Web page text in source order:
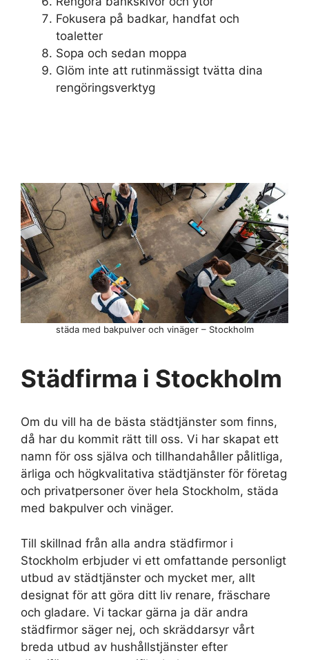
Fokusera på badkar, handfat och
toaletter
Sopa och sedan moppa
Glöm inte att rutinmässigt tvätta dina
rengöringsverktyg
Städfirma i Stockholm
Om du vill ha de bästa städtjänster som finns,
då har du kommit rätt till oss. Vi har skapat ett
namn för oss själva och tillhandahåller pålitliga,
ärliga och högkvalitativa städtjänster för företag
och privatpersoner över hela Stockholm, städa
med bakpulver och vinäger.
Till skillnad från alla andra städfirmor i
Stockholm erbjuder vi ett omfattande personligt
utbud av städtjänster och mycket mer, allt
designat för att göra ditt liv renare, fräschare
och gladare. Vi tackar gärna ja där andra
städfirmor säger nej, och skräddarsyr vårt
breda utbud av hushållstjänster efter
städa med bakpulver och vinäger – Stockholm